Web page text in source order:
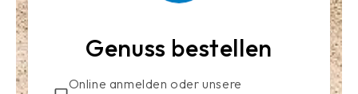
Genuss bestellen
Online anmelden oder unsere